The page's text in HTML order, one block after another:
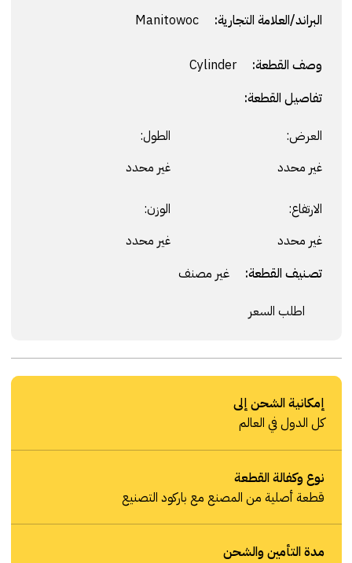
البراند/العلامة التجارية: Manitowoc
وصف القطعة:
Cylinder
تفاصيل القطعة:
العرض:
غير محدد
الطول:
غير محدد
الارتفاع:
غير محدد
الوزن:
غير محدد
تصنيف القطعة: غير مصنف
اطلب السعر
إمكانية الشحن إلى
كل الدول في العالم
نوع وكفالة القطعة
قطعة أصلية من المصنع مع باركود التصنيع
مدة التأمين والشحن